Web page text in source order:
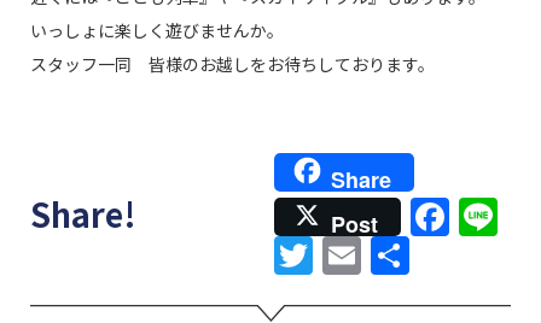
いっしょに楽しく遊びませんか。
スタッフ一同 皆様のお越しをお待ちしております。
Share!
Share
Post
Twitter
Email
共
有